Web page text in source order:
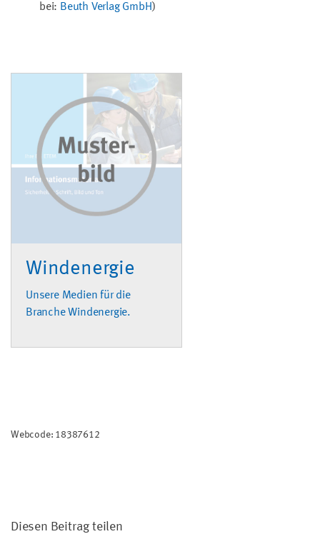
bei: Beuth Verlag GmbH)
Windenergie
Unsere Medien für die
Branche Windenergie.
Webcode: 18387612
Diesen Beitrag teilen